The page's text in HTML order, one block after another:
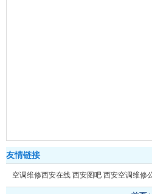
友情链接
空调维修西安在线 西安图吧 西安空调维修